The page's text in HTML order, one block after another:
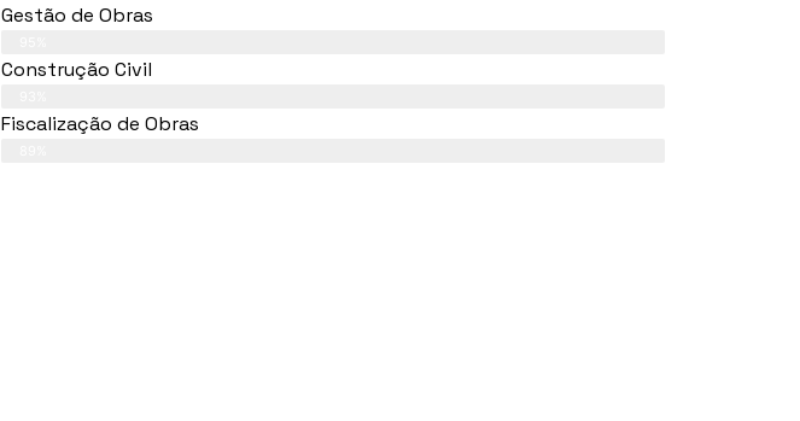
Gestão de Obras
Construção Civil
Fiscalização de Obras